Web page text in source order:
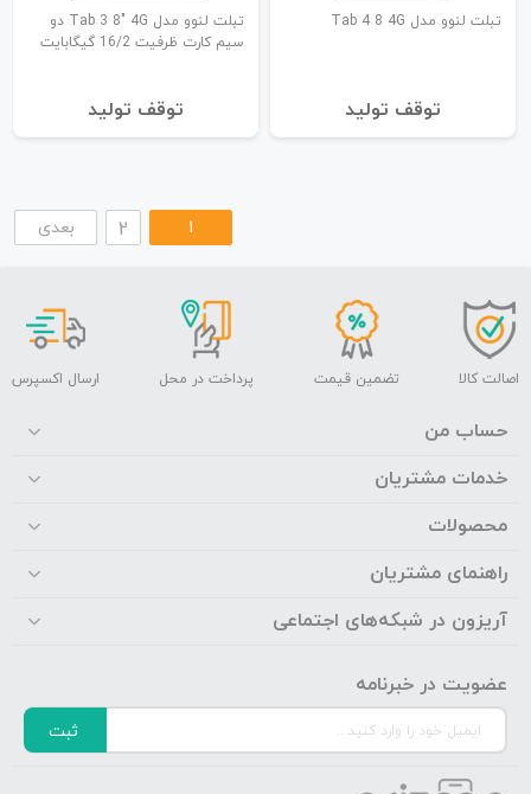
تبلت لنوو مدل Tab 4 8 4G
توقف تولید
تبلت لنوو مدل Tab 3 8" 4G دو
سیم کارت ظرفیت 16/2 گیگابایت
توقف تولید
1
2 بعدی
اصالت کالا تضمین قیمت پرداخت در محل ارسال اکسپرس
حساب من
خدمات مشتریان
محصولات
راهنمای مشتریان
آریزون در شبکه‌های اجتماعی
عضویت در خبرنامه
ثبت